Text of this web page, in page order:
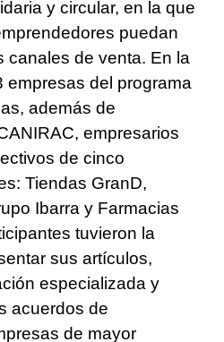
y circular, en la que
puedan
canales de venta. En la
empresas del programa
además de
empresarios
de cinco
Tiendas GranD,
Ibarra y Farmacias
tuvieron la
sus artículos,
especializada y
acuerdos de
de mayor